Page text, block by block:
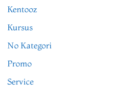
Kentooz
Kursus
No Kategori
Promo
Service